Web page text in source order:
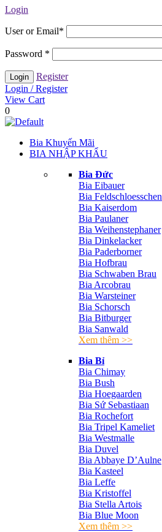
Login
User or Email*
Password *
Register
Login / Register
View Cart
0
Bia Khuyến Mãi
BIA NHẬP KHẨU
Bia Đức
Bia Eibauer
Bia Feldschloesschen
Bia Kaiserdom
Bia Paulaner
Bia Weihenstephaner
Bia Dinkelacker
Bia Paderborner
Bia Hofbrau
Bia Schwaben Brau
Bia Arcobrau
Bia Warsteiner
Bia Schorsch
Bia Bitburger
Bia Sanwald
Xem thêm >>
Bia Bỉ
Bia Chimay
Bia Bush
Bia Hoegaarden
Bia Sứ Sebastiaan
Bia Rochefort
Bia Tripel Kameliet
Bia Westmalle
Bia Duvel
Bia Abbaye D’Aulne
Bia Kasteel
Bia Leffe
Bia Kristoffel
Bia Stella Artois
Bia Blue Moon
Xem thêm >>